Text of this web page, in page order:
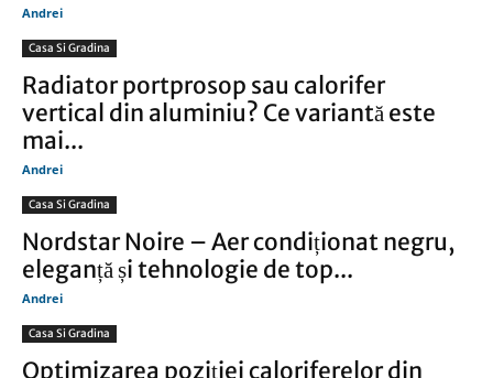
Andrei
Casa Si Gradina
Radiator portprosop sau calorifer
vertical din aluminiu? Ce variantă este
mai...
Andrei
Casa Si Gradina
Nordstar Noire – Aer condiționat negru,
eleganță și tehnologie de top...
Andrei
Casa Si Gradina
Optimizarea poziției caloriferelor din